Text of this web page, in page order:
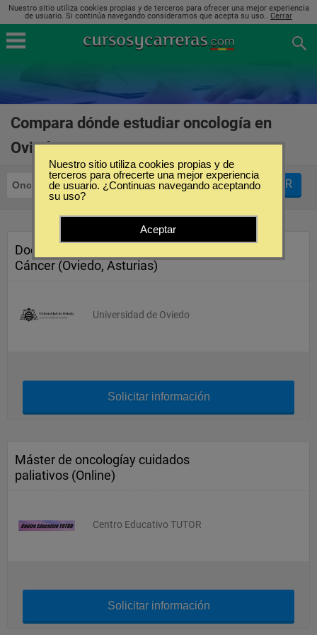
Nuestro sitio utiliza cookies propias y de terceros para ofrecer una mejor experiencia
de usuario. Si continúa navegando consideramos que acepta su uso.. Cerrar
Compara dónde estudiar oncología en
Oviedo
Oncología Oviedo FILTRAR
Doctorado en Investigación en
Cáncer (Oviedo, Asturias)
Universidad de Oviedo
Solicitar información
Máster de oncologíay cuidados
paliativos (Online)
Centro Educativo TUTOR
Solicitar información
Nuestro sitio utiliza cookies propias y de
terceros para ofrecerte una mejor experiencia
de usuario. ¿Continuas navegando aceptando
su uso?
Aceptar